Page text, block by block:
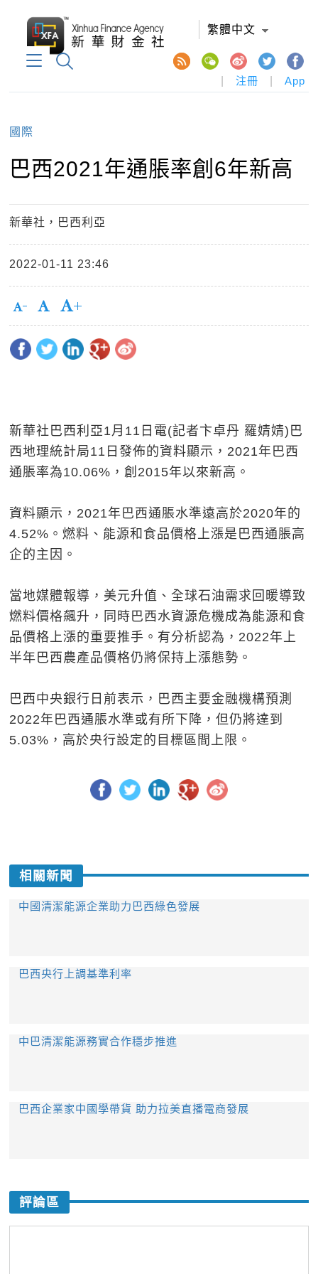
繁體中文
注冊 App
國際
巴西2021年通脹率創6年新高
新華社，巴西利亞
2022-01-11 23:46
新華社巴西利亞1月11日電(記者卞卓丹 羅婧婧)巴
西地理統計局11日發佈的資料顯示，2021年巴西
通脹率為10.06%，創2015年以來新高。
資料顯示，2021年巴西通脹水準遠高於2020年的
4.52%。燃料、能源和食品價格上漲是巴西通脹高
企的主因。
當地媒體報導，美元升值、全球石油需求回暖導致
燃料價格飆升，同時巴西水資源危機成為能源和食
品價格上漲的重要推手。有分析認為，2022年上
半年巴西農產品價格仍將保持上漲態勢。
巴西中央銀行日前表示，巴西主要金融機構預測
2022年巴西通脹水準或有所下降，但仍將達到
5.03%，高於央行設定的目標區間上限。
相關新聞
中國清潔能源企業助力巴西綠色發展
巴西央行上調基準利率
中巴清潔能源務實合作穩步推進
巴西企業家中國學帶貨 助力拉美直播電商發展
評論區